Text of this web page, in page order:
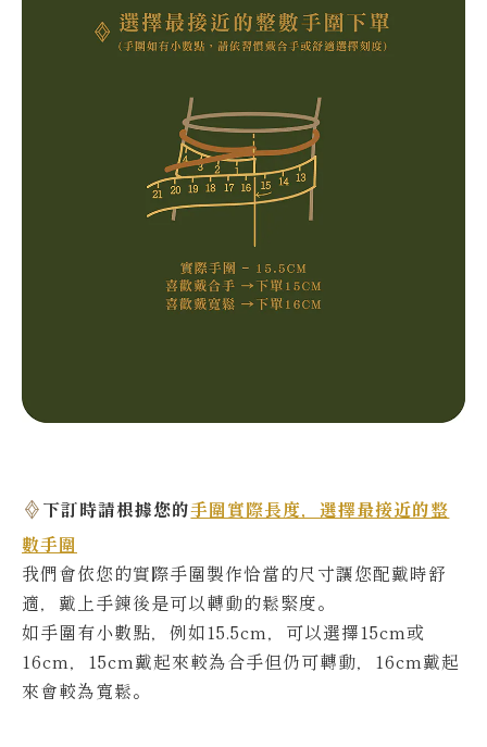
下訂時請根據您的手圍實際長度，選擇最接近的整
數手圍
我們會依您的實際手圍製作恰當的尺寸讓您配戴時舒
適，戴上手鍊後是可以轉動的鬆緊度。
如手圍有小數點，例如15.5cm，可以選擇15cm或
16cm，15cm戴起來較為合手但仍可轉動，16cm戴起
來會較為寬鬆。